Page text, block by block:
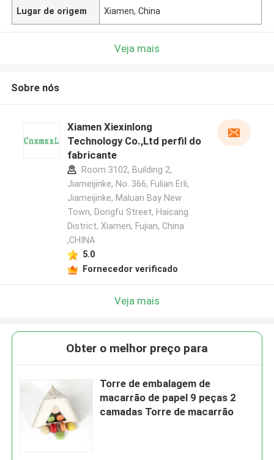
Lugar de origem Xiamen, China
Veja mais
Sobre nós
Xiamen Xiexinlong
Technology Co.,Ltd perfil do
fabricante
Room 3102, Building 2,
Jiameijinke, No. 366, Fulian Erli,
Jiameijinke, Maluan Bay New
Town, Dongfu Street, Haicang
District, Xiamen, Fujian, China
,CHINA
5.0
Fornecedor verificado
Veja mais
Obter o melhor preço para
Torre de embalagem de
macarrão de papel 9 peças 2
camadas Torre de macarrão